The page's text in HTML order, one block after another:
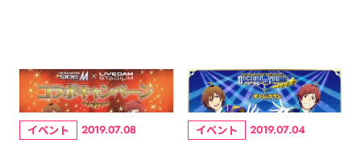
イベント 2019.07.08 イベント 2019.07.04